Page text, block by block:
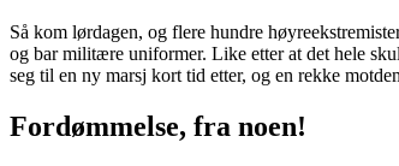
Så kom lørdagen, og flere hundre
og bar militære uniformer. Like etter at det hele
seg til en ny marsj kort tid etter, og en rekke
Fordømmelse, fra noen!